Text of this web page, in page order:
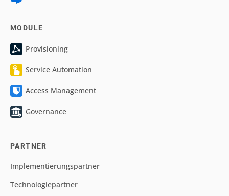
MODULE
Provisioning
Service Automation
Access Management
Governance
PARTNER
Implementierungspartner
Technologiepartner